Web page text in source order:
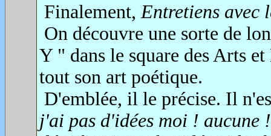
Finalement, Entretiens avec
On découvre une sorte de
Y " dans le square des Arts
tout son art poétique.
D'emblée, il le précise. Il
j'ai pas d'idées moi ! aucune